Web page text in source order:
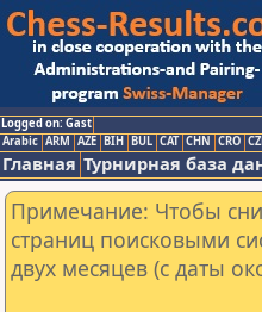
Logged on: Gast
Arabic ARM AZE BIH BUL CAT CHN CRO
Главная Турнирная база
Примечание: Чтобы
страниц поисковыми
двух месяцев (с даты